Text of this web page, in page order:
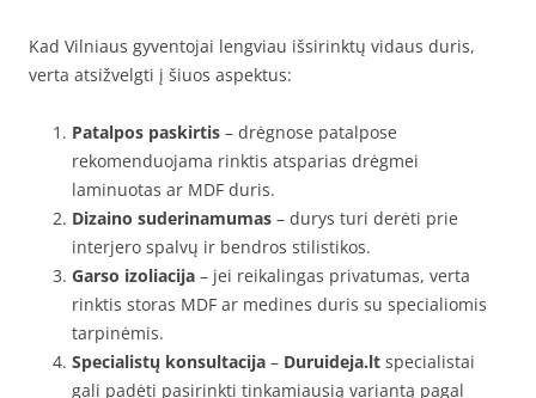
Kad Vilniaus gyventojai lengviau išsirinktų vidaus duris,
verta atsižvelgti į šiuos aspektus:
Patalpos paskirtis – drėgnose patalpose
rekomenduojama rinktis atsparias drėgmei
laminuotas ar MDF duris.
Dizaino suderinamumas – durys turi derėti prie
interjero spalvų ir bendros stilistikos.
Garso izoliacija – jei reikalingas privatumas, verta
rinktis storas MDF ar medines duris su specialiomis
tarpinėmis.
Specialistų konsultacija – Duruideja.lt specialistai
gali padėti pasirinkti tinkamiausią variantą pagal